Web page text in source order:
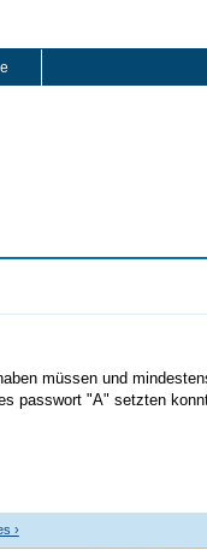
müssen und
passwort "A" setzten
›